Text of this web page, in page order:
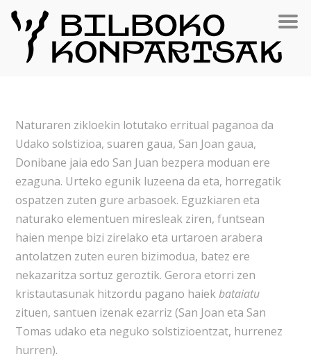
Naturaren zikloekin lotutako erritual paganoa da
Udako solstizioa, suaren gaua, San Joan gaua,
Donibane jaia edo San Juan bezpera moduan ere
ezaguna. Urteko egunik luzeena da eta, horregatik
ospatzen zuten gure arbasoek. Eguzkiaren eta
naturako elementuen miresleak ziren, funtsean
haien menpe bizi zirelako eta urtaroen arabera
antolatzen zuten euren bizimodua, batez ere
nekazaritza sortuz geroztik. Gerora etorri zen
kristautasunak hitzordu pagano haiekbataiatu
zituen, santuen izenak ezarriz (San Joan eta San
Tomas udako eta neguko solstizioentzat, hurrenez
hurren).